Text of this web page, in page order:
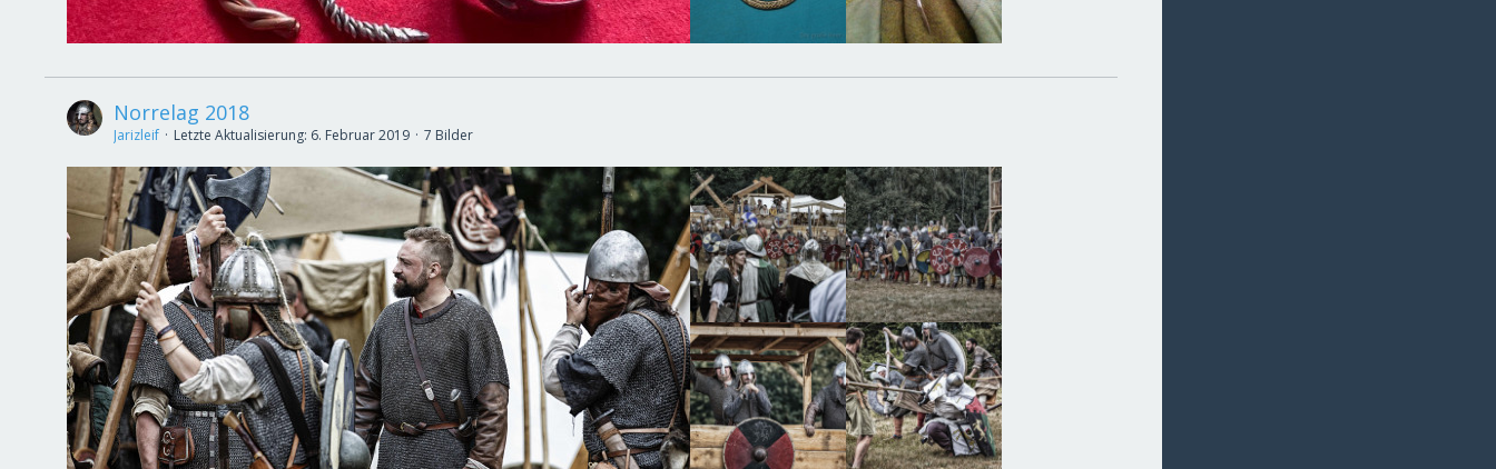
Norrelag 2018
Jarizleif Letzte Aktualisierung: 6. Februar 2019 7 Bilder